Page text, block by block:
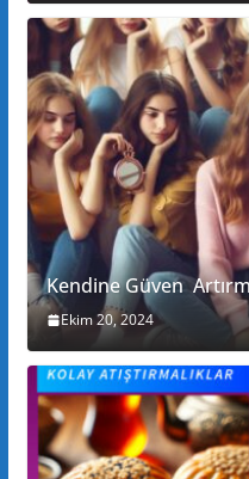
Kendine Güven
Ekim 20, 2024